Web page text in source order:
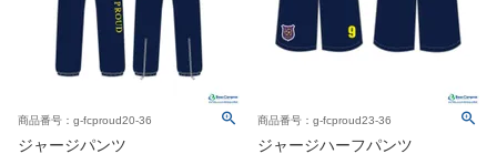
商品番号：g-fcproud20-36
ジャージパンツ
商品番号：g-fcproud23-36
ジャージハーフパンツ